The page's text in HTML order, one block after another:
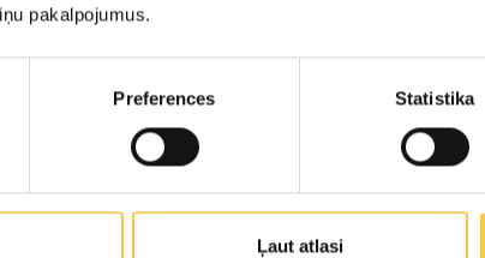
pakalpojumus.
Preferences Statistika
Ļaut atlasi
Pievieno ūdeni un pienu. Samīci mīklu,
un atstāj ledusskapī uz 1h.
40 cm lielu taisnstūri ar īsāko malu pret sevi.
Tad pārloki atlikušo trešdaļu. Pagriez
20 x 40 cm formu. Pārloki vēlreiz kā iepriekš.